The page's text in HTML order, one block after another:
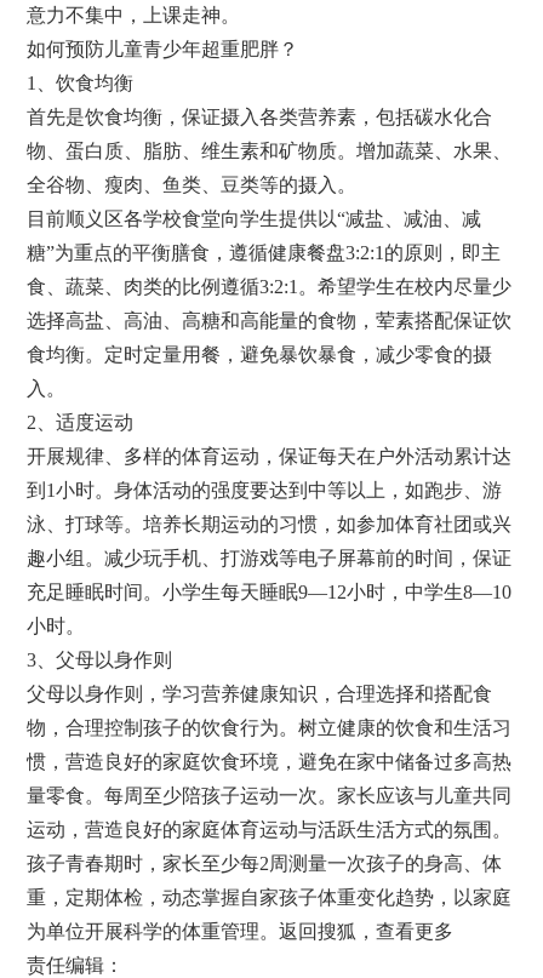
意力不集中，上课走神。
如何预防儿童青少年超重肥胖？
1、饮食均衡
首先是饮食均衡，保证摄入各类营养素，包括碳水化合
物、蛋白质、脂肪、维生素和矿物质。增加蔬菜、水果、
全谷物、瘦肉、鱼类、豆类等的摄入。
目前顺义区各学校食堂向学生提供以“减盐、减油、减
糖”为重点的平衡膳食，遵循健康餐盘3:2:1的原则，即主
食、蔬菜、肉类的比例遵循3:2:1。希望学生在校内尽量少
选择高盐、高油、高糖和高能量的食物，荤素搭配保证饮
食均衡。定时定量用餐，避免暴饮暴食，减少零食的摄
入。
2、适度运动
开展规律、多样的体育运动，保证每天在户外活动累计达
到1小时。身体活动的强度要达到中等以上，如跑步、游
泳、打球等。培养长期运动的习惯，如参加体育社团或兴
趣小组。减少玩手机、打游戏等电子屏幕前的时间，保证
充足睡眠时间。小学生每天睡眠9—12小时，中学生8—10
小时。
3、父母以身作则
父母以身作则，学习营养健康知识，合理选择和搭配食
物，合理控制孩子的饮食行为。树立健康的饮食和生活习
惯，营造良好的家庭饮食环境，避免在家中储备过多高热
量零食。每周至少陪孩子运动一次。家长应该与儿童共同
运动，营造良好的家庭体育运动与活跃生活方式的氛围。
孩子青春期时，家长至少每2周测量一次孩子的身高、体
重，定期体检，动态掌握自家孩子体重变化趋势，以家庭
为单位开展科学的体重管理。返回搜狐，查看更多
责任编辑：